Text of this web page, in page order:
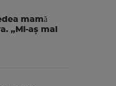
mamǎ
„Mi-aș mai